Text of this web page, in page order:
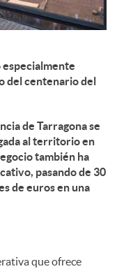
especialmente
del centenario del
de Tarragona se
al territorio en
también ha
pasando de 30
de euros en una
que ofrece